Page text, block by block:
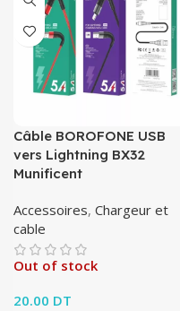
Câble BOROFONE USB
vers Lightning BX32
Munificent
Accessoires, Chargeur et
cable
Out of stock
20.00 DT